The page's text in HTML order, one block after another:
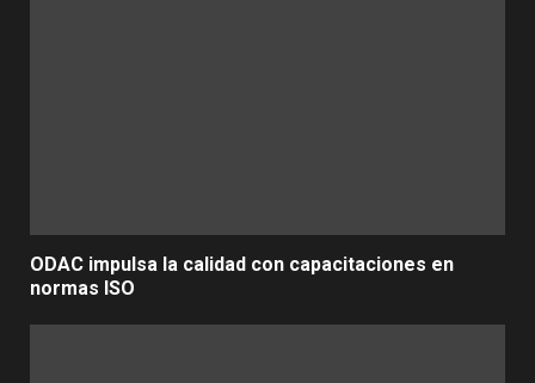
ODAC impulsa la calidad con capacitaciones en
normas ISO